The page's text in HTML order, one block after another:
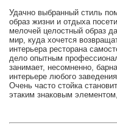
Удачно выбранный стиль
образ жизни и отдыха
мелочей целостный образ
мир, куда хочется
интерьера ресторана
дело опытным
занимает, несомненно,
интерьере любого
Очень часто стойка
этаким знаковым